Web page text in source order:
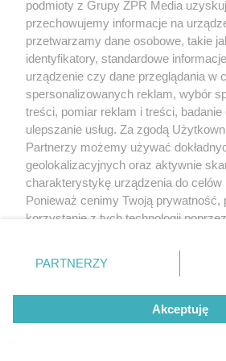
ZOBACZ WIĘCEJ
podmioty z Grupy ZPR Media
przechowujemy informacje na
przetwarzamy dane osobowe, takie
identyfikatory, standardowe
urządzenie czy dane przeglądania w
spersonalizowanych reklam, wybór
treści, pomiar reklam i treści, badanie
ulepszanie usług. Za zgodą
Partnerzy możemy używać
geolokalizacyjnych oraz aktywnie
charakterystykę urządzenia do celów
Ponieważ cenimy Twoją prywatność,
korzystanie z tych technologii
zmienić/wycofać klikając przycisk
znajdujący się w lewym dolnym rogu
rodzaje przetwarzania danych nie
użytkownika, ale masz prawo
przetwarzaniu. Preferencje będą
PARTNERZY
Akceptuję